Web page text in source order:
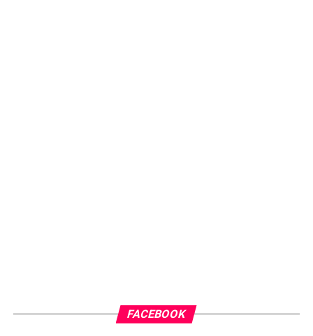
FACEBOOK